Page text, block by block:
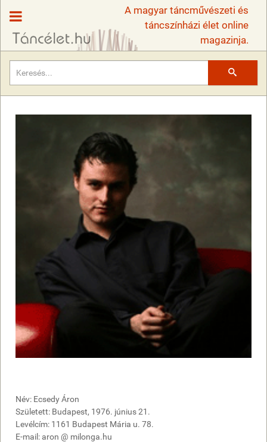
A magyar táncművészeti és
táncszínházi élet online
magazinja.
Név: Ecsedy Áron
Született: Budapest, 1976. június 21.
Levélcím: 1161 Budapest Mária u. 78.
E-mail: aron @ milonga.hu